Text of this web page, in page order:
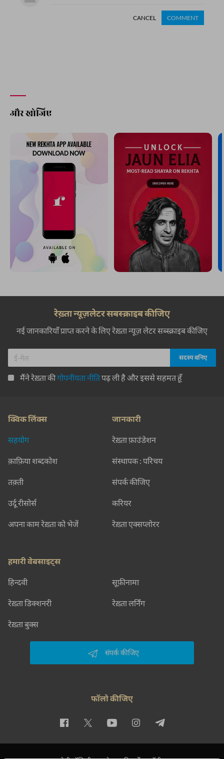
CANCEL COMMENT
और खोजिए
रेख़्ता न्यूज़लेटर सबस्क्राइब कीजिए
नई जानकारियाँ प्राप्त करने के लिए रेख़्ता न्यूज़ लेटर सब्स्क्राइब कीजिए
मैंने रेख़्ता कीगोपनीयता नीतिपढ़ ली है और इससे सहमत हूँ
क्विक लिंक्स
सहयोग
क़ाफ़िया शब्दकोश
तक़्ती
उर्दू रीसोर्स
अपना काम रेख़्ता को भेजें
जानकारी
रेख़्ता फ़ाउंडेशन
संस्थापक : परिचय
संपर्क कीजिए
करियर
रेख़्ता एक्सप्लोरर
हमारी वेबसाइट्स
हिन्दवी सूफ़ीनामा
रेख़्ता डिक्शनरी रेख़्ता लर्निंग
रेख़्ता बुक्स
संपर्क कीजिए
फॉलो कीजिए